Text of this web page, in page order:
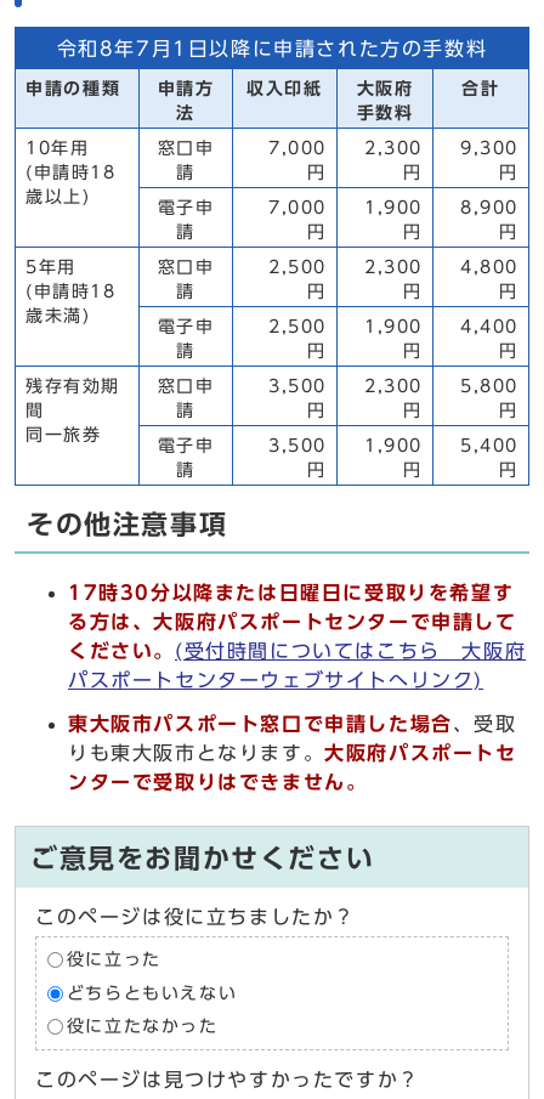
令和8年7月1日以降に申請された方の手数料
申請の種類
申請方
法
収入印紙
大阪府
手数料
合計
10年用
(申請時18
歳以上)
窓口申
請
7,000
円
2,300
円
9,300
円
電子申
請
7,000
円
1,900
円
8,900
円
5年用
(申請時18
歳未満)
窓口申
請
2,500
円
2,300
円
4,800
円
電子申
請
2,500
円
1,900
円
4,400
円
残存有効期
間
同一旅券
窓口申
請
3,500
円
2,300
円
5,800
円
電子申
請
3,500
円
1,900
円
5,400
円
その他注意事項
17時30分以降または日曜日に受取りを希望す
る方は、大阪府パスポートセンターで申請して
ください。 (受付時間についてはこちら 大阪府
パスポートセンターウェブサイトへリンク)
東大阪市パスポート窓口で申請した場合、受取
りも東大阪市となります。大阪府パスポートセ
ンターで受取りはできません 。
ご意見をお聞かせください
このページは役に立ちましたか？
役に立った
どちらともいえない
役に立たなかった
このページは見つけやすかったですか？